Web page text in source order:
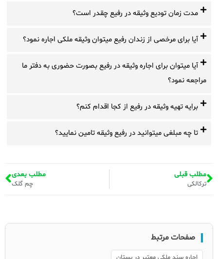
مدت زمان تودیع وثیقه در رفیع چقدر است؟
آیا برای مرخصی از زندان رفیع میتوان وثیقه ملکی اجاره نمود؟
آیا میتوان برای اجاره وثیقه در رفیع بصورت حضوری به دفتر ما
مراجعه نمود؟
برایه تهیه وثیقه در رفیع از کجا اقدام کنم؟
تا چه مبلغی میتوانید در رفیع وثیقه تامین نمایید؟
مطلب قبلی
ترکالکی
مطلب بعدی
چم گلک
صفحات مرتبط